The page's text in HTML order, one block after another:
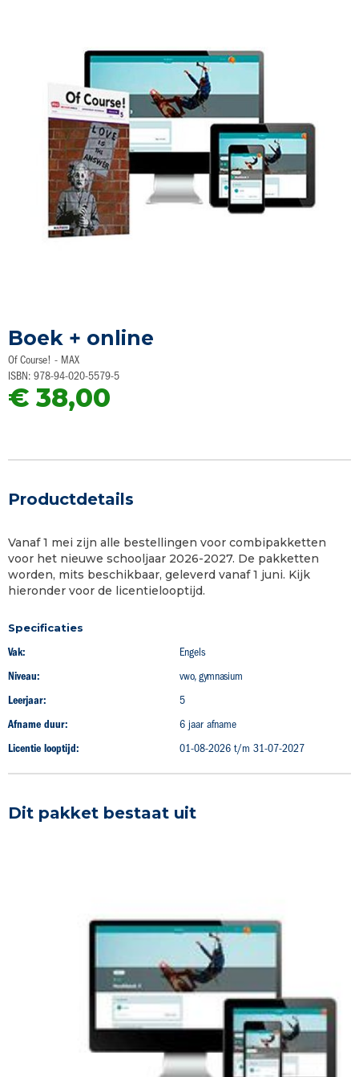
Boek + online
Of Course! - MAX
ISBN: 978-94-020-5579-5
€ 38,00
het
begin
van
de
afbeeldingen-
Productdetails
Vanaf 1 mei zijn alle bestellingen voor combipakketten
voor het nieuwe schooljaar 2026-2027. De pakketten
worden, mits beschikbaar, geleverd vanaf 1 juni. Kijk
hieronder voor de licentielooptijd.
Specificaties
Vak:
Engels
Niveau:
vwo, gymnasium
Leerjaar:
5
Afname duur:
6 jaar afname
Licentie looptijd:
01-08-2026 t/m 31-07-2027
Dit pakket bestaat uit